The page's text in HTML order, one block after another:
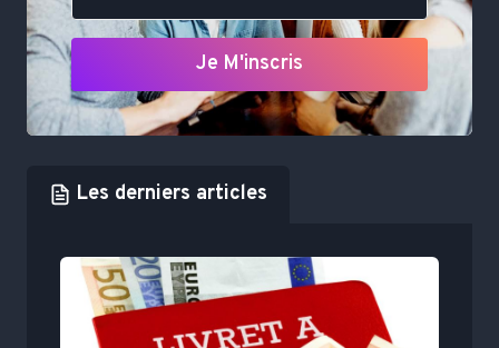
Je M'inscris
Les derniers articles